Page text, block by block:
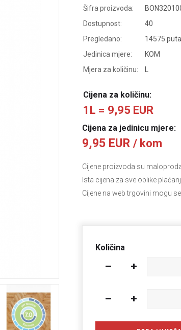
Šifra proizvoda:
Dostupnost:
40
Pregledano:
14575 puta
Jedinica mjere:
KOM
Mjera za količinu:
Cijena za količinu:
1L = 9,95 EUR
Cijena za jedinicu mjere:
9,95 EUR / kom
Cijene proizvoda su
Ista cijena za sve oblike
Cijene na web trgovini mogu
Količina